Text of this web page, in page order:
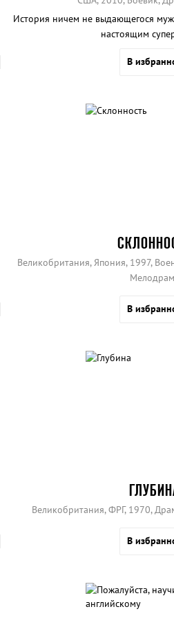
История ничем не выдающегося
настоящим
В
Великобритания, Япония, 1997,
В
Великобритания, ФРГ, 1970,
В